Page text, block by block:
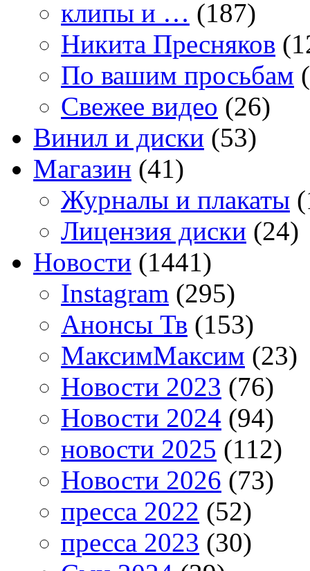
клипы и … (187)
Никита Пресняков
По вашим просьбам
Свежее видео (26)
Винил и диски (53)
Магазин (41)
Журналы и плакаты
Лицензия диски (24)
Новости (1441)
Instagram (295)
Анонсы Тв (153)
МаксимМаксим (23)
Новости 2023 (76)
Новости 2024 (94)
новости 2025 (112)
Новости 2026 (73)
пресса 2022 (52)
пресса 2023 (30)